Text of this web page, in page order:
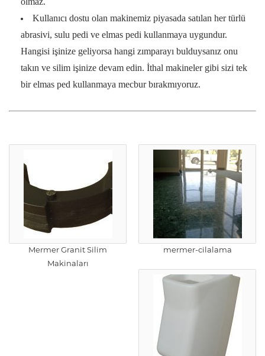
Kullanıcı dostu olan makinemiz piyasada satılan her türlü
abrasivi, sulu pedi ve elmas pedi kullanmaya uygundur.
Hangisi işinize geliyorsa hangi zımparayı bulduysanız onu
takın ve silim işinize devam edin. İthal makineler gibi sizi tek
bir elmas ped kullanmaya mecbur bırakmıyoruz.
Mermer Granit Silim
Makinaları
mermer-cilalama